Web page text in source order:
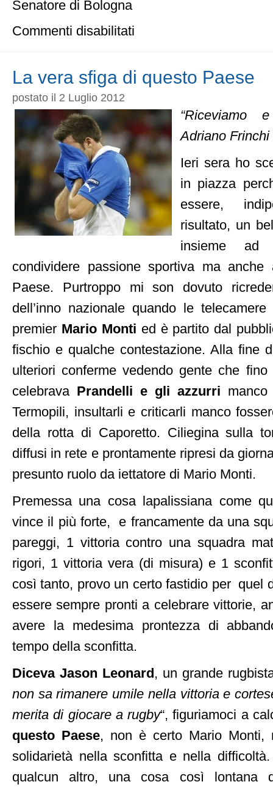
Senatore di Bologna
Commenti disabilitati
2032:
Pensiamo
La vera sfiga di questo Paese
postato il 2 Luglio 2012
“Riceviamo
Adriano Frinchi
Ieri sera ho
in piazza
essere,
risultato, un
insieme ad
condividere passione sportiva ma
Paese. Purtroppo mi son dovuto
dell’inno nazionale quando le
premier Mario Monti ed è partito dal
fischio e qualche contestazione. Alla fine
ulteriori conferme vedendo gente che
celebrava Prandelli e gli azzurri
Termopili, insultarli e criticarli manco
della rotta di Caporetto. Ciliegina sulla
diffusi in rete e prontamente ripresi da
presunto ruolo da iettatore di Mario Monti.
Premessa una cosa lapalissiana come
vince il più forte, e francamente da una
pareggi, 1 vittoria contro una squadra
rigori, 1 vittoria vera (di misura) e 1
così tanto, provo un certo fastidio per quel
essere sempre pronti a celebrare vittorie,
avere la medesima prontezza di
tempo della sconfitta.
Diceva Jason Leonard , un grande
non sa rimanere umile nella vittoria e
merita di giocare a rugby“, figuriamoci a
questo Paese, non è certo Mario Monti,
solidarietà nella sconfitta e nella
qualcun altro, una cosa così lontana